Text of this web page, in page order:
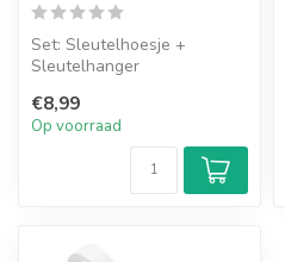
Set: Sleutelhoesje +
Sleutelhanger
€8,99
Op voorraad